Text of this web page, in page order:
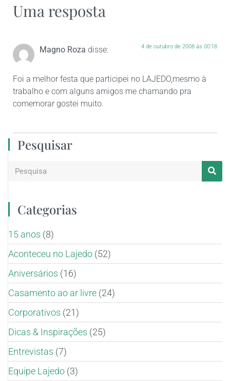
Uma resposta
Magno Roza disse: 4 de outubro de 2008 às 00:18
Foi a melhor festa que participei no LAJEDO,mesmo à
trabalho e com alguns amigos me chamando pra
comemorar gostei muito.
Pesquisar
Categorias
15 anos (8)
Aconteceu no Lajedo (52)
Aniversários (16)
Casamento ao ar livre (24)
Corporativos (21)
Dicas & Inspirações (25)
Entrevistas (7)
Equipe Lajedo (3)